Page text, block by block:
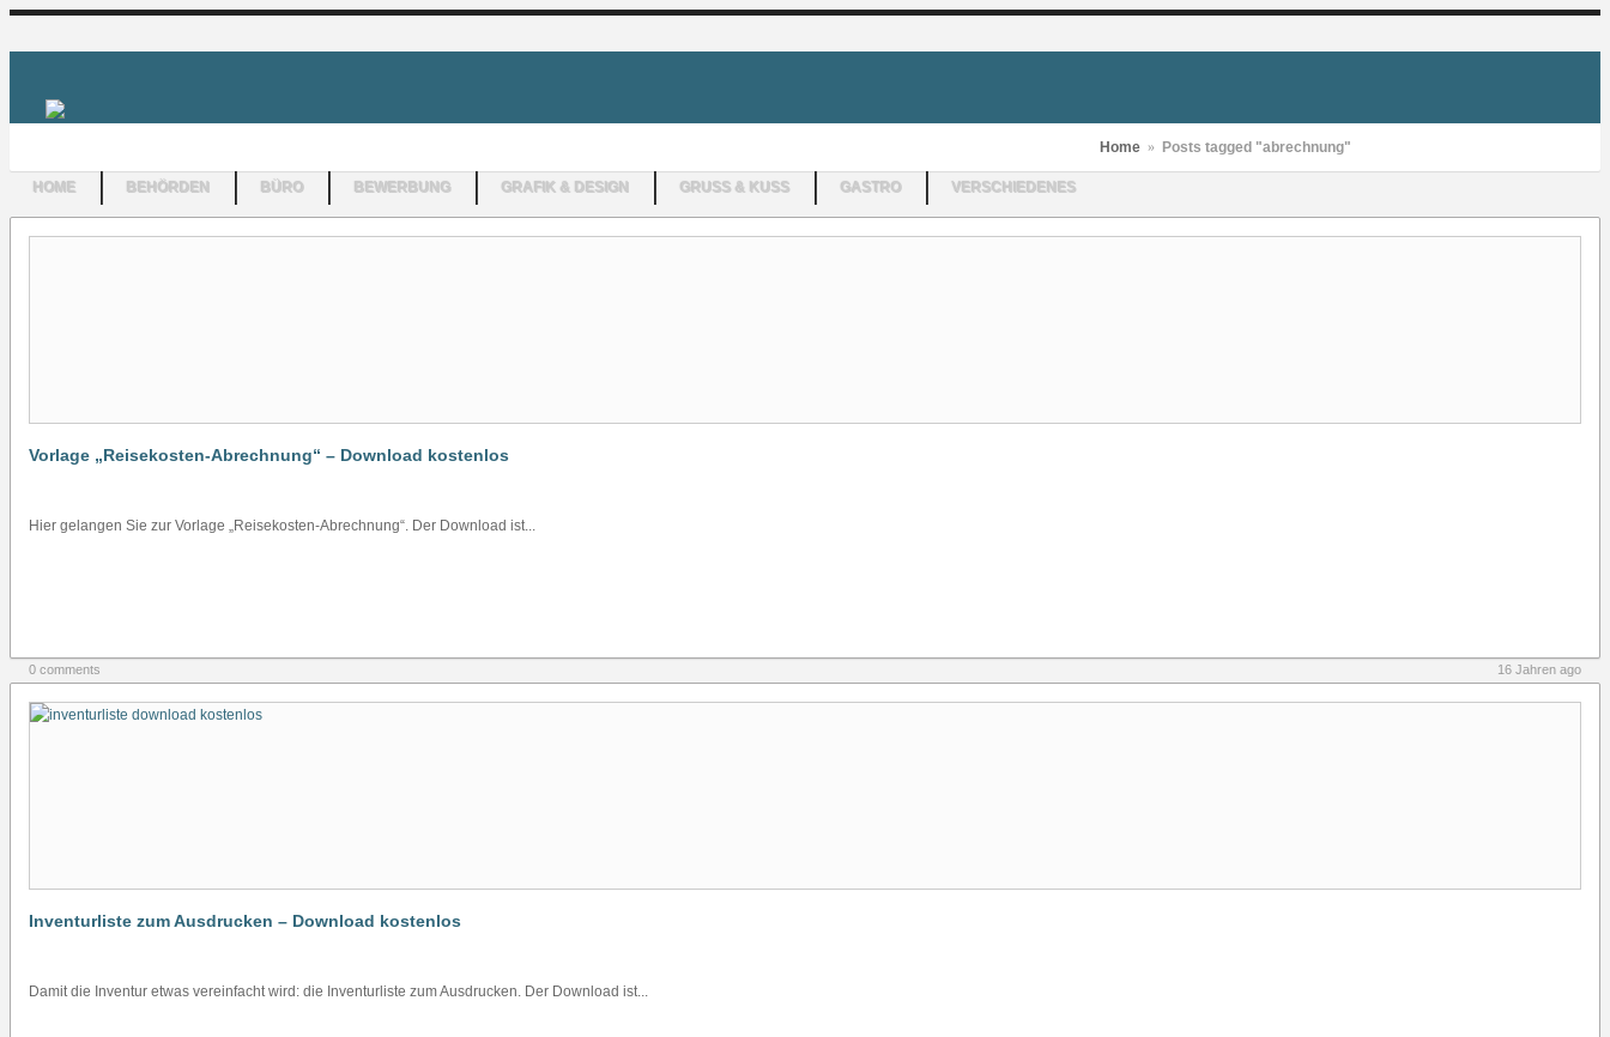
HOME BEHÖRDEN BÜRO BEWERBUNG GRAFIK & DESIGN GRUSS & KUSS GASTRO VERSCHIEDENES
Home » Posts tagged "abrechnung"
Vorlage „Reisekosten-Abrechnung“ – Download kostenlos
Hier gelangen Sie zur Vorlage „Reisekosten-Abrechnung“. Der Download ist...
0 comments 16 Jahren ago
Inventurliste zum Ausdrucken – Download kostenlos
Damit die Inventur etwas vereinfacht wird: die Inventurliste zum Ausdrucken. Der Download ist...